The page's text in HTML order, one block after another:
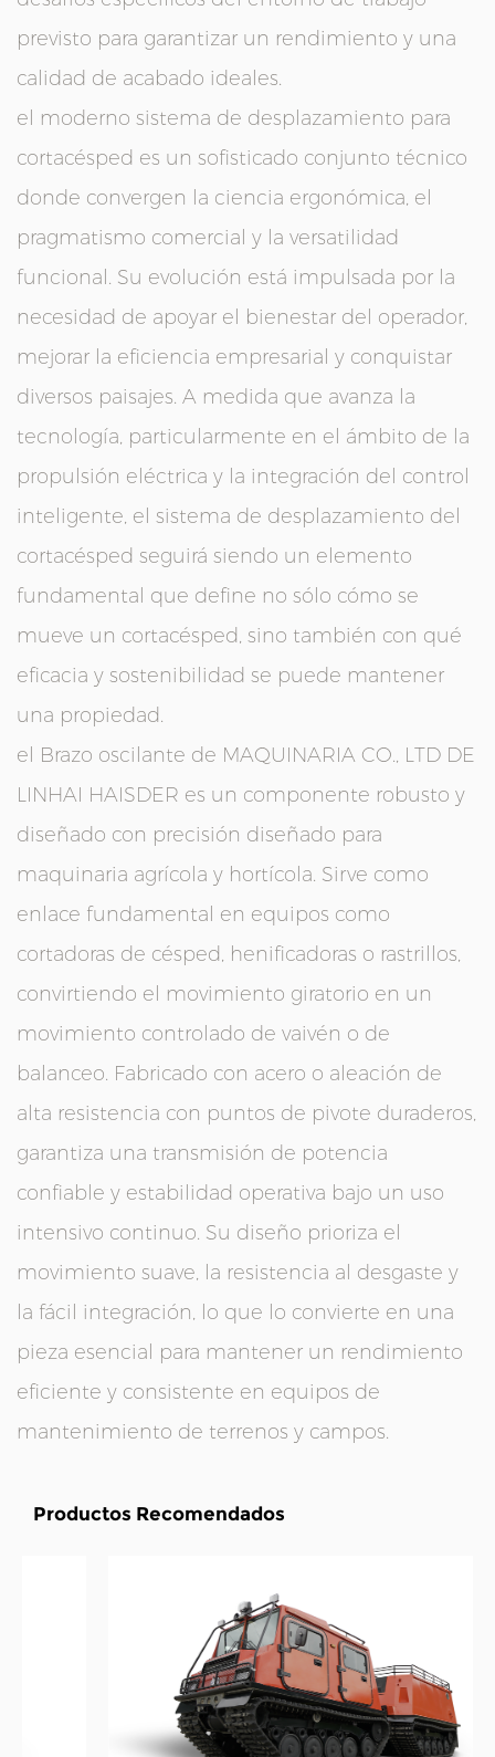
previsto para garantizar un rendimiento y una
calidad de acabado ideales.
el moderno sistema de desplazamiento para
cortacésped es un sofisticado conjunto técnico
donde convergen la ciencia ergonómica, el
pragmatismo comercial y la versatilidad
funcional. Su evolución está impulsada por la
necesidad de apoyar el bienestar del operador,
mejorar la eficiencia empresarial y conquistar
diversos paisajes. A medida que avanza la
tecnología, particularmente en el ámbito de la
propulsión eléctrica y la integración del control
inteligente, el sistema de desplazamiento del
cortacésped seguirá siendo un elemento
fundamental que define no sólo cómo se
mueve un cortacésped, sino también con qué
eficacia y sostenibilidad se puede mantener
una propiedad.
el Brazo oscilante de MAQUINARIA CO., LTD DE
LINHAI HAISDER es un componente robusto y
diseñado con precisión diseñado para
maquinaria agrícola y hortícola. Sirve como
enlace fundamental en equipos como
cortadoras de césped, henificadoras o rastrillos,
convirtiendo el movimiento giratorio en un
movimiento controlado de vaivén o de
balanceo. Fabricado con acero o aleación de
alta resistencia con puntos de pivote duraderos,
garantiza una transmisión de potencia
confiable y estabilidad operativa bajo un uso
intensivo continuo. Su diseño prioriza el
movimiento suave, la resistencia al desgaste y
la fácil integración, lo que lo convierte en una
pieza esencial para mantener un rendimiento
eficiente y consistente en equipos de
mantenimiento de terrenos y campos.
Productos Recomendados